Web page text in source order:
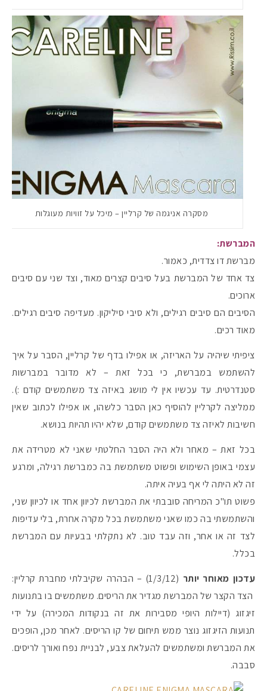
מסקרה אניגמה של קרליין – מיכל על זוויות מעוגלות
המברשת:
מברשת דו צדדית, כאמור.
צד אחד של המברשת בעל סיבים קצרים מאוד, וצד שני עם סיבים
ארוכים.
הסיבים הם סיבים רגילים, ולא סיבי סיליקון. מעדיפה סיבים רגילים.
מאוד רכים.
ציפיתי שיהיה על האריזה, או אפילו בדף של קרליין, הסבר על איך
להשתמש במברשת, כי בכל זאת – לא מדובר במברשות
סטנדרטית. עד עכשיו אין לי מושג באיזה צד משתמשים קודם :).
ממליצה לקרליין להוסיף כאן הסבר כלשהו, או אפילו לכתוב שאין
חשיבות לאיזה צד משתמשים קודם, שלא יהיו תהיות בנושא.
בכל זאת – מאחר ולא היה הסבר החלטתי שאני לא מטרידה את
עצמי באופן השימוש ופשוט משתמשת בה כמברשת רגילה, ומרגע
זה לא היתה לי אף בעיה איתה.
פשוט תו"כ המריחה סובבתי את המברשת לכיוון אחד או לכיוון שני,
והשתמשתי בה כמו שאני משתמשת בכל מקרה אחרת, בלי עדיפות
לצד זה או אחר, וזה עבד טוב. לא נתקלתי בבעיות עם המברשת
בכלל.
עדכון מאוחר יותר
(1/3/12) – הבהרה שקיבלתי מחברת קרליין:
הצד הקצר של המברשת מגדיר את הריסים. משתמשים בו בתנועות
זיגזוג (דיילות היופי מסבירות את זה בנקודות המכירה) על ידי
תנועות הזיגזוג נוצר ממש תיחום של קו הריסים. לאחר מכן, הופכים
את המברשת ומשתמשים להעלאת צבע, לבניית נפח ואורך לריסים.
סבבה.